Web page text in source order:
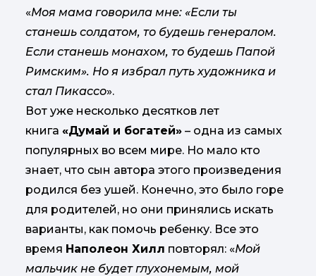
«Моя мама говорила мне: «Если ты
станешь солдатом, то будешь генералом.
Если станешь монахом, то будешь Папой
Римским». Но я избрал путь художника и
стал Пикассо».
Вот уже несколько десятков лет
книга «Думай и богатей» – одна из самых
популярных во всем мире. Но мало кто
знает, что сын автора этого произведения
родился без ушей. Конечно, это было горе
для родителей, но они принялись искать
варианты, как помочь ребенку. Все это
время Наполеон Хилл повторял: «Мой
мальчик не будет глухонемым, мой